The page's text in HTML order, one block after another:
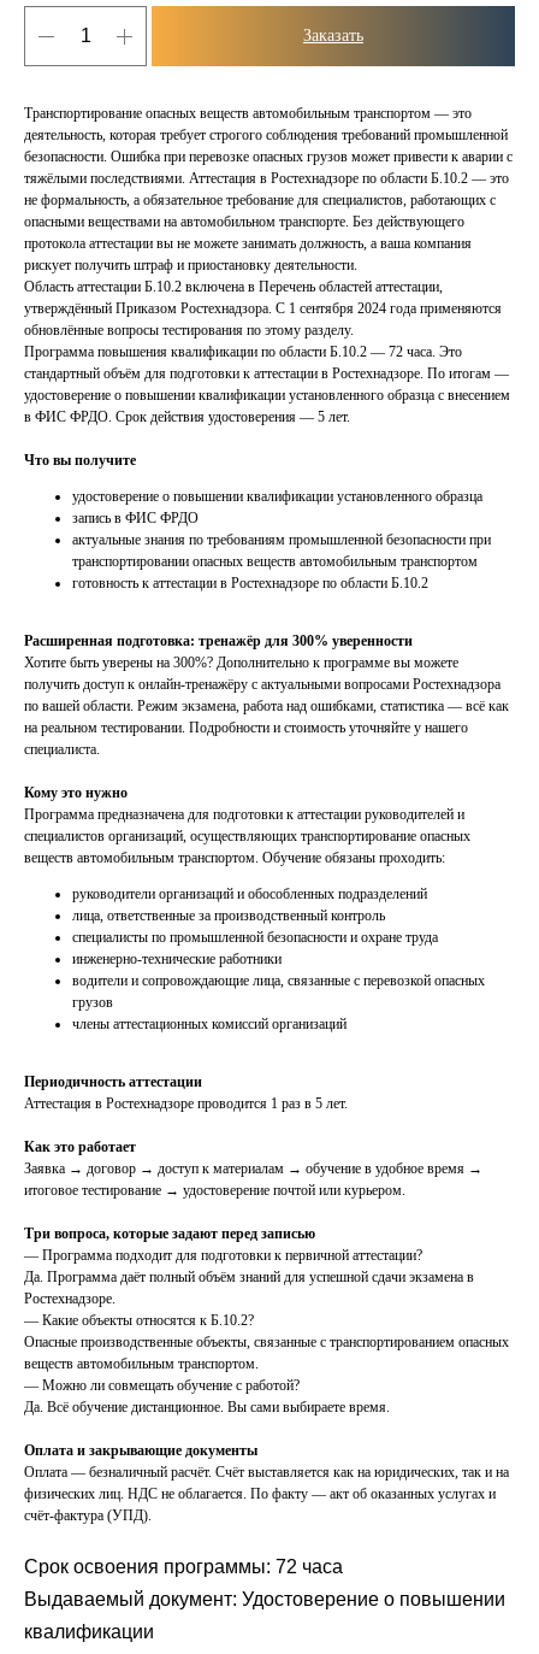
Заказать
Транспортирование опасных веществ автомобильным транспортом — это
деятельность, которая требует строгого соблюдения требований промышленной
безопасности. Ошибка при перевозке опасных грузов может привести к аварии с
тяжёлыми последствиями. Аттестация в Ростехнадзоре по области Б.10.2 — это
не формальность, а обязательное требование для специалистов, работающих с
опасными веществами на автомобильном транспорте. Без действующего
протокола аттестации вы не можете занимать должность, а ваша компания
рискует получить штраф и приостановку деятельности.
Область аттестации Б.10.2 включена в Перечень областей аттестации,
утверждённый Приказом Ростехнадзора. С 1 сентября 2024 года применяются
обновлённые вопросы тестирования по этому разделу.
Программа повышения квалификации по области Б.10.2 — 72 часа. Это
стандартный объём для подготовки к аттестации в Ростехнадзоре. По итогам —
удостоверение о повышении квалификации установленного образца с внесением
в ФИС ФРДО. Срок действия удостоверения — 5 лет.
Что вы получите
удостоверение о повышении квалификации установленного образца
запись в ФИС ФРДО
актуальные знания по требованиям промышленной безопасности при
транспортировании опасных веществ автомобильным транспортом
готовность к аттестации в Ростехнадзоре по области Б.10.2
Расширенная подготовка: тренажёр для 300% уверенности
Хотите быть уверены на 300%? Дополнительно к программе вы можете
получить доступ к онлайн-тренажёру с актуальными вопросами Ростехнадзора
по вашей области. Режим экзамена, работа над ошибками, статистика — всё как
на реальном тестировании. Подробности и стоимость уточняйте у нашего
специалиста.
Кому это нужно
Программа предназначена для подготовки к аттестации руководителей и
специалистов организаций, осуществляющих транспортирование опасных
веществ автомобильным транспортом. Обучение обязаны проходить:
руководители организаций и обособленных подразделений
лица, ответственные за производственный контроль
специалисты по промышленной безопасности и охране труда
инженерно-технические работники
водители и сопровождающие лица, связанные с перевозкой опасных
грузов
члены аттестационных комиссий организаций
Периодичность аттестации
Аттестация в Ростехнадзоре проводится 1 раз в 5 лет.
Как это работает
Заявка → договор → доступ к материалам → обучение в удобное время →
итоговое тестирование → удостоверение почтой или курьером.
Три вопроса, которые задают перед записью
— Программа подходит для подготовки к первичной аттестации?
Да. Программа даёт полный объём знаний для успешной сдачи экзамена в
Ростехнадзоре.
— Какие объекты относятся к Б.10.2?
Опасные производственные объекты, связанные с транспортированием опасных
веществ автомобильным транспортом.
— Можно ли совмещать обучение с работой?
Да. Всё обучение дистанционное. Вы сами выбираете время.
Оплата и закрывающие документы
Оплата — безналичный расчёт. Счёт выставляется как на юридических, так и на
физических лиц. НДС не облагается. По факту — акт об оказанных услугах и
счёт-фактура (УПД).
Срок освоения программы: 72 часа
Выдаваемый документ: Удостоверение о повышении
квалификации